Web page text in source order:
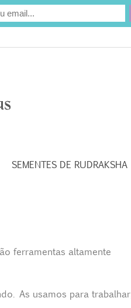
SEMENTES DE RUDRAKSHA
ferramentas altamente
As usamos para trabalhar,